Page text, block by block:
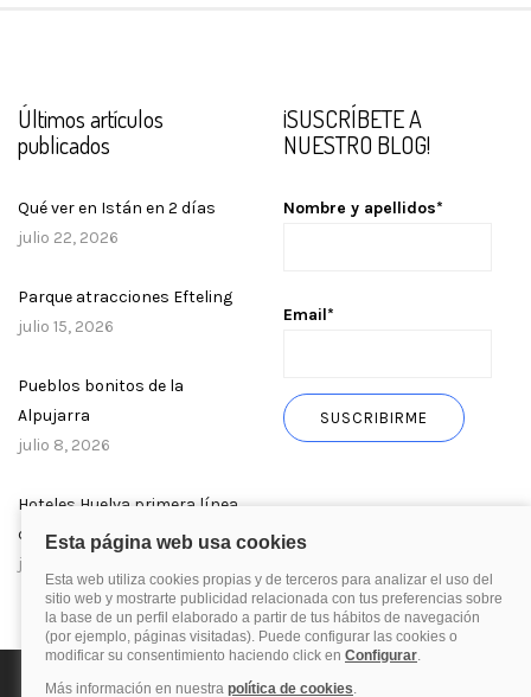
Últimos artículos
publicados
Qué ver en Istán en 2 días
julio 22, 2026
Parque atracciones Efteling
julio 15, 2026
Pueblos bonitos de la
Alpujarra
julio 8, 2026
Hoteles Huelva primera línea
de playa
julio 1, 2026
¡SUSCRÍBETE A
NUESTRO BLOG!
Nombre y apellidos*
Email*